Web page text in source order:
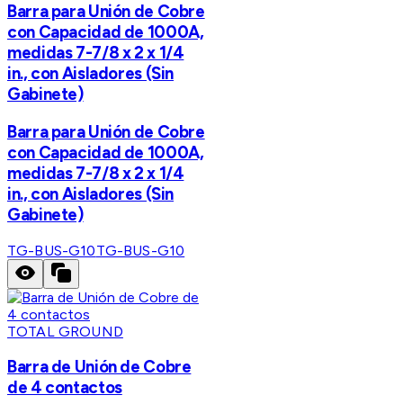
Barra para Unión de Cobre
con Capacidad de 1000A,
medidas 7-7/8 x 2 x 1/4
in., con Aisladores (Sin
Gabinete)
Barra para Unión de Cobre
con Capacidad de 1000A,
medidas 7-7/8 x 2 x 1/4
in., con Aisladores (Sin
Gabinete)
TG-BUS-G10TG-BUS-G10
TOTAL GROUND
Barra de Unión de Cobre
de 4 contactos